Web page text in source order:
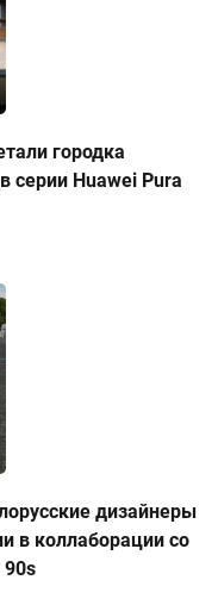
городка
серии Huawei Pura
дизайнеры
в коллаборации со
90s